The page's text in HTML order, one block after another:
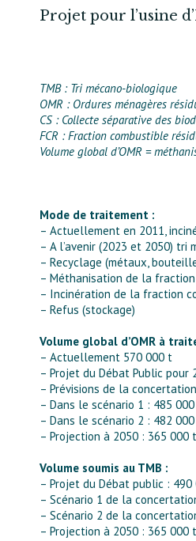
Projet pour l’usine
TMB : Tri mécano-biologique
OMR : Ordures ménagères
CS : Collecte séparative des
FCR : Fraction combustible
Volume global d’OMR =
Mode de traitement :
– Actuellement en 2011,
– A l’avenir (2023 et 2050)
– Recyclage (métaux,
– Méthanisation de la
– Incinération de la fraction
– Refus (stockage)
Volume global d’OMR à
– Actuellement 570 000 t
– Projet du Débat Public pour
– Prévisions de la
– Dans le scénario 1 : 485
– Dans le scénario 2 : 482
– Projection à 2050 : 365 000
Volume soumis au TMB :
– Projet du Débat public :
– Scénario 1 de la
– Scénario 2 de la
– Projection à 2050 : 365 000 t